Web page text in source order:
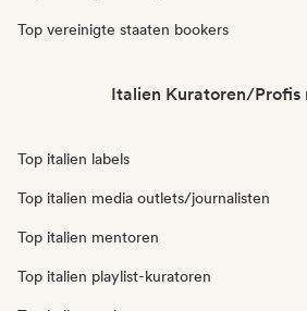
Top vereinigte staaten bookers
Italien Kuratoren/Profis
Top italien labels
Top italien media outlets/journalisten
Top italien mentoren
Top italien playlist-kuratoren